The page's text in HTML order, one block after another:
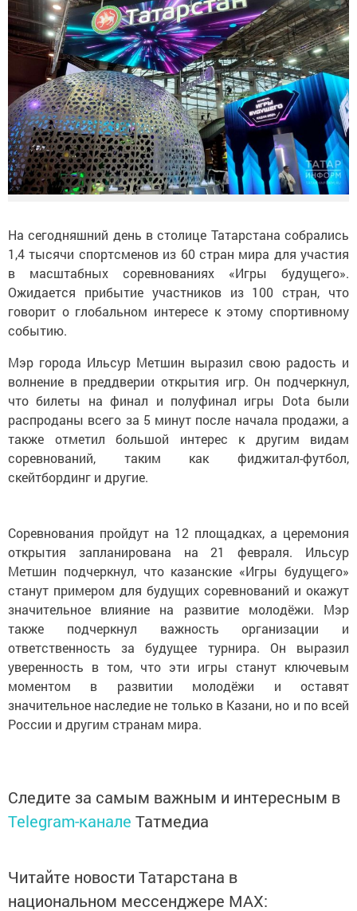
На сегодняшний день в столице Татарстана собрались
1,4 тысячи спортсменов из 60 стран мира для участия
в масштабных соревнованиях «Игры будущего».
Ожидается прибытие участников из 100 стран, что
говорит о глобальном интересе к этому спортивному
событию.
Мэр города Ильсур Метшин выразил свою радость и
волнение в преддверии открытия игр. Он подчеркнул,
что билеты на финал и полуфинал игры Dota были
распроданы всего за 5 минут после начала продажи, а
также отметил большой интерес к другим видам
соревнований, таким как фиджитал-футбол,
скейтбординг и другие.
Соревнования пройдут на 12 площадках, а церемония
открытия запланирована на 21 февраля. Ильсур
Метшин подчеркнул, что казанские «Игры будущего»
станут примером для будущих соревнований и окажут
значительное влияние на развитие молодёжи. Мэр
также подчеркнул важность организации и
ответственность за будущее турнира. Он выразил
уверенность в том, что эти игры станут ключевым
моментом в развитии молодёжи и оставят
значительное наследие не только в Казани, но и по всей
России и другим странам мира.
Следите за самым важным и интересным в
Telegram-канале Татмедиа
Читайте новости Татарстана в
национальном мессенджере MАХ: